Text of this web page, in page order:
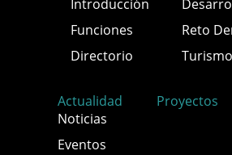
Introducción
Funciones
Directorio
Reto
Turismo
Actualidad
Noticias
Eventos
Proyectos